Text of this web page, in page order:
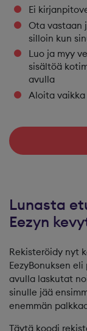
Ei
Ota vastaan
silloin kun
Luo ja myy
sisältöä
avulla
Aloita
Lunasta
Eezyn
Rekisteröidy nyt
EezyBonuksen
avulla laskutat
sinulle jää
enemmän
Täytä koodi